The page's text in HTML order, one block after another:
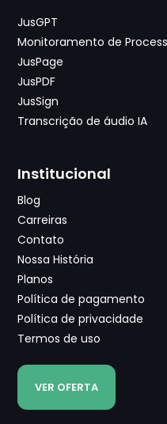
JusGPT
Monitoramento de
JusPage
JusPDF
JusSign
Transcrição de áudio IA
Institucional
Blog
Carreiras
Contato
Nossa História
Planos
Política de pagamento
Política de privacidade
Termos de uso
VER OFERTA